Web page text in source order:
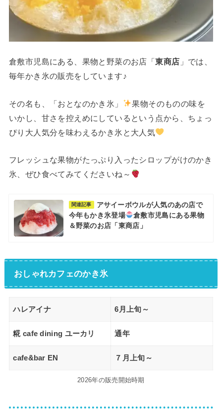
倉敷市児島にある、果物と野菜のお店「東商店 」では、
毎年かき氷の販売をしています♪
その名も、「おとなのかき氷」
果物そのものの味を
いかし、甘さを控えめにしているという点から、ちょっ
ぴり大人気分を味わえるかき氷と大人気
フレッシュな果物がたっぷり入ったシロップがけのかき
氷、ぜひ食べてみてくださいね～
関連記事
アサイーボウルが人気のあの店で
今年もかき氷登場
倉敷市児島にある果物
＆野菜のお店「東商店」
おしゃれカフェのかき氷
ハレアイナ 6月上旬～
糀 cafe dining ユーカリ 通年
cafe&bar EN ７月上旬～
2026年の販売開始時期